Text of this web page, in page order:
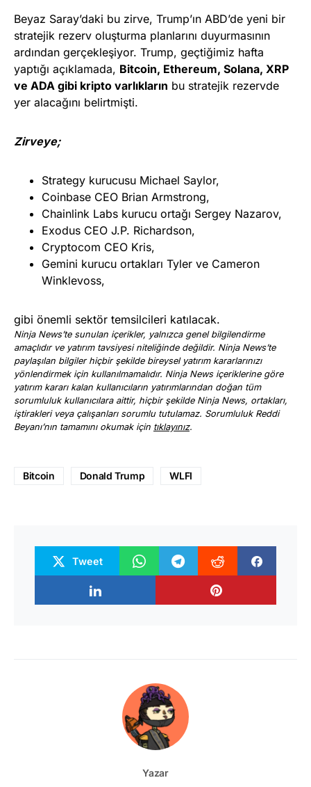
Beyaz Saray’daki bu zirve, Trump’ın ABD’de yeni bir
stratejik rezerv oluşturma planlarını duyurmasının
ardından gerçekleşiyor. Trump, geçtiğimiz hafta
yaptığı açıklamada, Bitcoin, Ethereum, Solana, XRP
ve ADA gibi kripto varlıkların bu stratejik rezervde
yer alacağını belirtmişti.
Zirveye;
Strategy kurucusu Michael Saylor,
Coinbase CEO Brian Armstrong,
Chainlink Labs kurucu ortağı Sergey Nazarov,
Exodus CEO J.P. Richardson,
Cryptocom CEO Kris,
Gemini kurucu ortakları Tyler ve Cameron
Winklevoss,
gibi önemli sektör temsilcileri katılacak.
Ninja News’te sunulan içerikler, yalnızca genel bilgilendirme
amaçlıdır ve yatırım tavsiyesi niteliğinde değildir. Ninja News’te
paylaşılan bilgiler hiçbir şekilde bireysel yatırım kararlarınızı
yönlendirmek için kullanılmamalıdır. Ninja News içeriklerine göre
yatırım kararı kalan kullanıcıların yatırımlarından doğan tüm
sorumluluk kullanıcılara aittir, hiçbir şekilde Ninja News, ortakları,
iştirakleri veya çalışanları sorumlu tutulamaz. Sorumluluk Reddi
Beyanı’nın tamamını okumak için tıklayınız.
Bitcoin Donald Trump WLFI
Tweet
Yazar